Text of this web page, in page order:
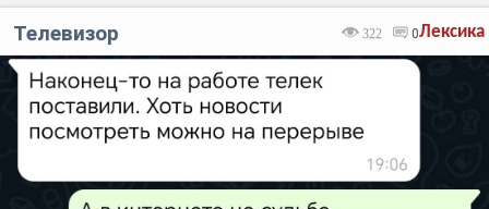
Лексика
322 0
Телевизор